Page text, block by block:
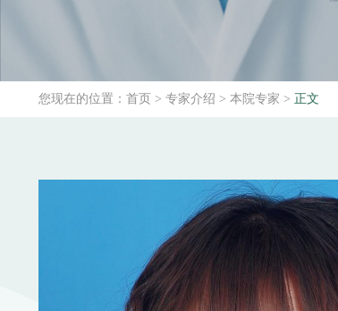
您现在的位置： 首页 > 专家介绍 > 本院专家 > 正文